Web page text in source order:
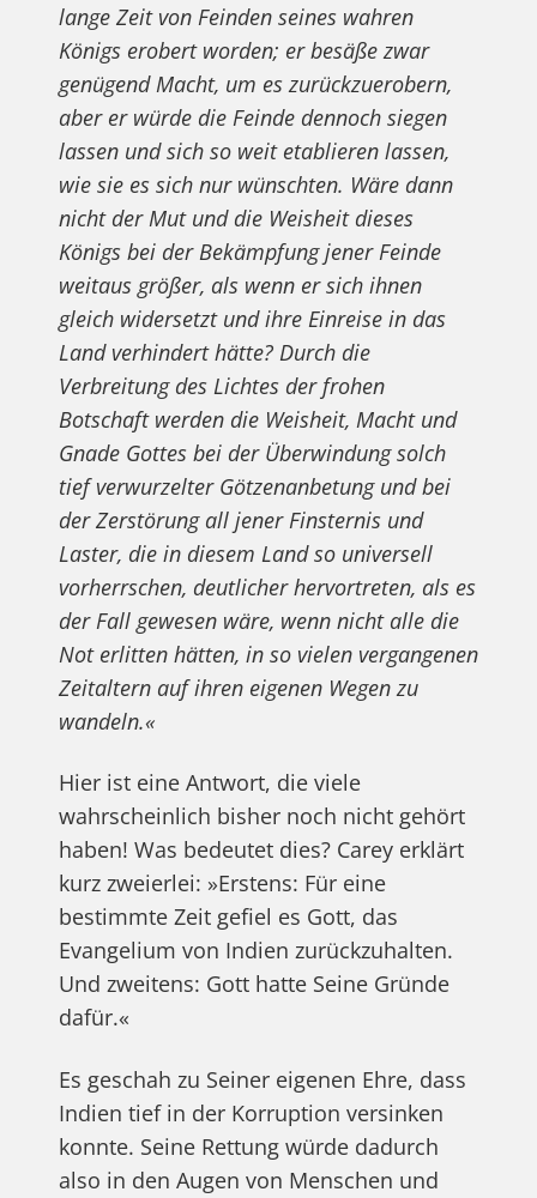
lange Zeit von Feinden seines wahren
Königs erobert worden; er besäße zwar
genügend Macht, um es zurückzuerobern,
aber er würde die Feinde dennoch siegen
lassen und sich so weit etablieren lassen,
wie sie es sich nur wünschten. Wäre dann
nicht der Mut und die Weisheit dieses
Königs bei der Bekämpfung jener Feinde
weitaus größer, als wenn er sich ihnen
gleich widersetzt und ihre Einreise in das
Land verhindert hätte? Durch die
Verbreitung des Lichtes der frohen
Botschaft werden die Weisheit, Macht und
Gnade Gottes bei der Überwindung solch
tief verwurzelter Götzenanbetung und bei
der Zerstörung all jener Finsternis und
Laster, die in diesem Land so universell
vorherrschen, deutlicher hervortreten, als es
der Fall gewesen wäre, wenn nicht alle die
Not erlitten hätten, in so vielen vergangenen
Zeitaltern auf ihren eigenen Wegen zu
wandeln.«
Hier ist eine Antwort, die viele
wahrscheinlich bisher noch nicht gehört
haben! Was bedeutet dies? Carey erklärt
kurz zweierlei: »Erstens: Für eine
bestimmte Zeit gefiel es Gott, das
Evangelium von Indien zurückzuhalten.
Und zweitens: Gott hatte Seine Gründe
dafür.«
Es geschah zu Seiner eigenen Ehre, dass
Indien tief in der Korruption versinken
konnte. Seine Rettung würde dadurch
also in den Augen von Menschen und